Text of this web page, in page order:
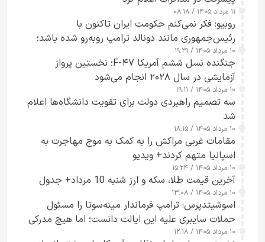
۱۱ مرداد ۱۴۰۵ / ۰۸:۱۸
روبیو: فکر نمی‌کنم حکومت ایران تاکنون با
رئیس‌جمهوری مانند دونالد ترامپ روبه‌رو شده باشد؛
کسی که واقعاً دست به اقدام می‌زند
۱۰ مرداد ۱۴۰۵ / ۱۹:۲۹
جنگنده نسل ششم آمریکا F-۴۷؛ نخستین پرواز
آزمایشی در سال ۲۰۲۸ انجام می‌شود
۱۰ مرداد ۱۴۰۵ / ۱۹:۱۱
سه تصمیم راهبردی دولت برای تقویت دانشگاه‌ها اعلام
شد
۱۰ مرداد ۱۴۰۵ / ۱۸:۱۵
مقامات غربی مراکش را به کمک به موج مهاجرت به
اسپانیا متهم کردند+ ویدیو
۱۰ مرداد ۱۴۰۵ / ۱۵:۲۴
آخرین قیمت طلا، سکه و ارز شنبه 10 مرداد+ جدول
۱۰ مرداد ۱۴۰۵ / ۱۳:۰۸
اسوشیتدپرس: ترامپ فرماندار مینه‌سوتا را مسئول
حملات سایبری علیه این ایالت دانست؛ اما هیچ مدرکی
ارائه نکرد
۱۰ مرداد ۱۴۰۵ / ۱۲:۱۸